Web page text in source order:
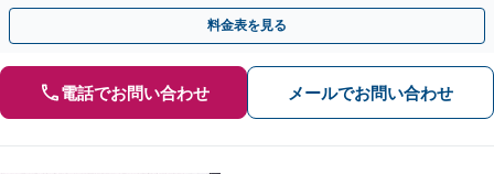
す。【メール・電話・WEB相談可】【夜間や休日相談可】
料金表を見る
電話でお問い合わせ メールでお問い合わせ